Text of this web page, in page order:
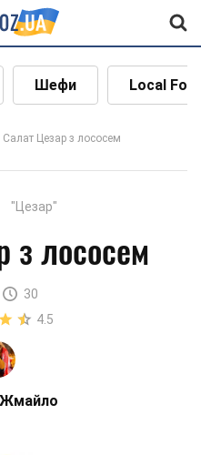
Шефи Local
Салат Цезар з лососем
"Цезар"
з лососем
30
4.5
Жмайло